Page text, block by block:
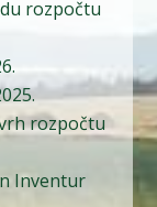
rozpočtu
rozpočtu
Inventur